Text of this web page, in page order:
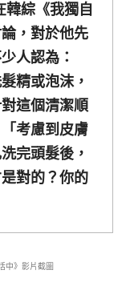
韓綜《我獨自
，對於他先
人認為：
精或泡沫，
這個清潔順
考慮到皮膚
完頭髮後，
對的？你的
中》影片截圖